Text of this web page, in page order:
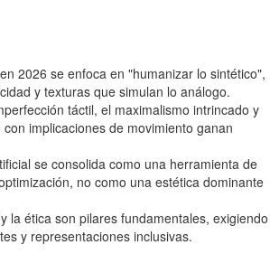
2026 se enfoca en "humanizar lo sintético",
y texturas que simulan lo análogo.
táctil, el maximalismo intrincado y
implicaciones de movimiento ganan
se consolida como una herramienta de
no como una estética dominante
la ética son pilares fundamentales, exigiendo
y representaciones inclusivas.